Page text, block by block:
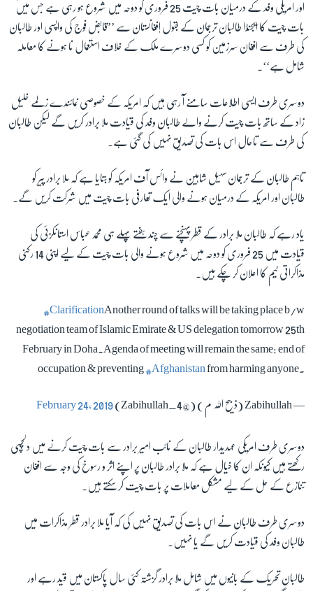
اور امریکی وفد کے درمیان بات چیت 25 فروری کو دوحہ میں شروع ہو رہی ہے جس میں
بات چیت کا ایجنڈا طالبان ترجمان کے بقول اٖفغانستان سے ’’قابض فوج کی واپسی اور طالبان
کی طرف سے افغان سرزمین کو کسی دوسرے ملک کے خلاف استعمال نا ہونے کا معاملہ
شامل ہے‘‘۔
دوسری طرف ایسی اطلاعات سامنے آ رہی ہیں کہ امریکہ کے خصوصی نمائندے زلمے خلیل
زاد کے ساتھ بات چیت کرنے والے طالبان وفد کی قیادت ملا برادر کریں گے لیکن طالبان
کی طرف سے تاحال اس بات کی تصدیق نہیں کی گئی ہے۔
تاہم طالبان کے ترجمان سہیل شاہین نے وائس آف امریکہ کو بتایا ہے کہ ملا برادر پیر کو
طالبان اور امریکہ کے درمیان ہونے والی ایک تعارفی بات چیت میں شرکت کریں گے۔
یاد رہے کہ طالبان ملا برادر کے قطر پہنچنے سے چند ہفتے پہلے ہی محمد عباس استانکزئی کی
قیادت میں 25 فروری کو دوحہ میں شروع ہونے والی بات چیت کے لیے اپنی 14 رکنی
مذاکراتی ٹیم کا اعلان کر چکے ہیں۔
#Clarification Another round of talks will be taking place b/w
negotiation team of Islamic Emirate & US delegation tomorrow 25th
February in Doha.Agenda of meeting will remain the same: end of
occupation & preventing #Afghanistan from harming anyone.
— Zabihullah (ذبیح الله م ) (@Zabihullah_4) February 24, 2019
دوسری طرف امریکی عہدیدار طالبان کے نائب امیر برادر سے بات چیت کرنے میں دلچسپی
رکھتے ہیں کیونکہ ان کا خیال ہے کہ ملا برادر طالبان پر اپنے اثر و رسوخ کی وجہ سے افغان
تنازع کے حل کے لیے مشکل معاملات پر بات چیت کر سکتے ہیں۔
دوسری طرف طالبان نے اس بات کی تصدیق نہیں کی کہ آیا ملا برادر قطر مذاکرات میں
طالبان وفد کی قیادت کریں گے یا نہیں۔
طالبان تحریک کے بانیوں میں شامل ملا برادر گزشتہ کئی سال پاکستان میں قید رہے اور